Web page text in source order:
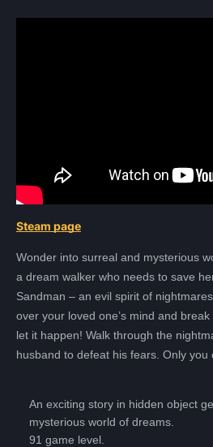
Steam page
Wonder into surreal and mysterious
a dream walker who needs to save
Sandman – an evil spirit of
over your loved one’s mind and
let it happen! Walk through the
husband to defeat his fears. Only you
An exciting story in hidden object
mysterious world of dreams.
91 game level.
Сумма к оплате (без скидок)